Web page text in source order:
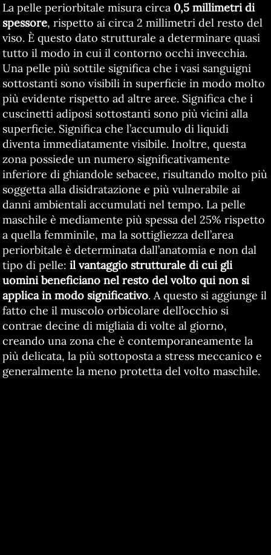
La pelle periorbitale misura circa 0,5 millimetri di
spessore, rispetto ai circa 2 millimetri del resto del
viso. È questo dato strutturale a determinare quasi
tutto il modo in cui il contorno occhi invecchia.
Una pelle più sottile significa che i vasi sanguigni
sottostanti sono visibili in superficie in modo molto
più evidente rispetto ad altre aree. Significa che i
cuscinetti adiposi sottostanti sono più vicini alla
superficie. Significa che l’accumulo di liquidi
diventa immediatamente visibile. Inoltre, questa
zona possiede un numero significativamente
inferiore di ghiandole sebacee, risultando molto più
soggetta alla disidratazione e più vulnerabile ai
danni ambientali accumulati nel tempo. La pelle
maschile è mediamente più spessa del 25% rispetto
a quella femminile, ma la sottigliezza dell’area
periorbitale è determinata dall’anatomia e non dal
tipo di pelle: il vantaggio strutturale di cui gli
uomini beneficiano nel resto del volto qui non si
applica in modo significativo. A questo si aggiunge il
fatto che il muscolo orbicolare dell’occhio si
contrae decine di migliaia di volte al giorno,
creando una zona che è contemporaneamente la
più delicata, la più sottoposta a stress meccanico e
generalmente la meno protetta del volto maschile.